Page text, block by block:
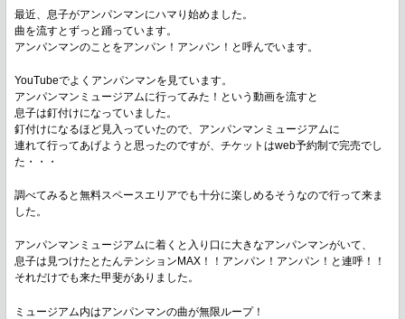
最近、息子がアンパンマンにハマり始めました。
曲を流すとずっと踊っています。
アンパンマンのことをアンパン！アンパン！と呼んでいます。
YouTubeでよくアンパンマンを見ています。
アンパンマンミュージアムに行ってみた！という動画を流すと
息子は釘付けになっていました。
釘付けになるほど見入っていたので、アンパンマンミュージアムに
連れて行ってあげようと思ったのですが、チケットはweb予約制で完売でし
た・・・
調べてみると無料スペースエリアでも十分に楽しめるそうなので行って来ま
した。
アンパンマンミュージアムに着くと入り口に大きなアンパンマンがいて、
息子は見つけたとたんテンションMAX！！アンパン！アンパン！と連呼！！
それだけでも来た甲斐がありました。
ミュージアム内はアンパンマンの曲が無限ループ！